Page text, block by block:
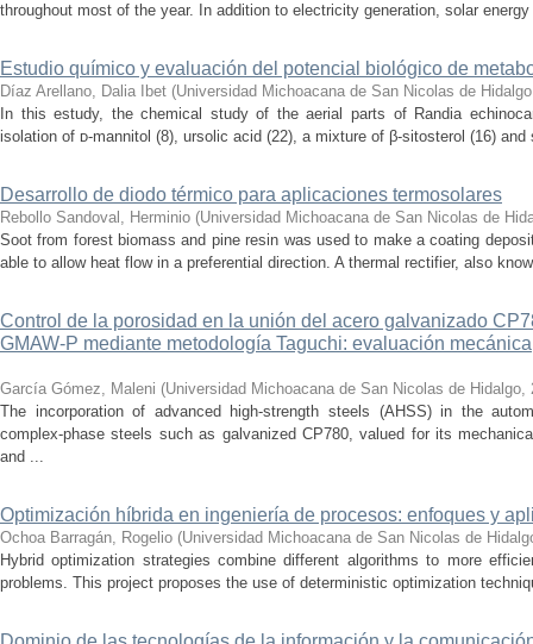
throughout most of the year. In addition to electricity generation, solar
Estudio químico y evaluación del potencial biológico de
Díaz Arellano, Dalia Ibet (Universidad Michoacana de San Nicolas de Hidalgo
In this estudy, the chemical study of the aerial parts of Randia
isolation of ᴅ-mannitol (8), ursolic acid (22), a mixture of β-sitosterol (16)
Desarrollo de diodo térmico para aplicaciones termosolares
Rebollo Sandoval, Herminio (Universidad Michoacana de San Nicolas de
Soot from forest biomass and pine resin was used to make a coating
able to allow heat flow in a preferential direction. A thermal rectifier, also
Control de la porosidad en la unión del acero galvanizado
GMAW-P mediante metodología Taguchi: evaluación
García Gómez, Maleni (Universidad Michoacana de San Nicolas de Hidalgo,
The incorporation of advanced high-strength steels (AHSS) in the
complex-phase steels such as galvanized CP780, valued for its
and ...
Optimización híbrida en ingeniería de procesos: enfoques y
Ochoa Barragán, Rogelio (Universidad Michoacana de San Nicolas de
Hybrid optimization strategies combine different algorithms to more
problems. This project proposes the use of deterministic optimization